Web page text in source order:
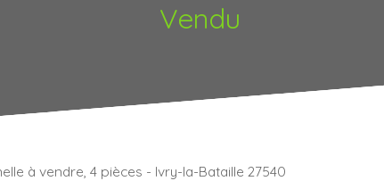
Vendu
à vendre, 4 pièces - Ivry-la-Bataille 27540